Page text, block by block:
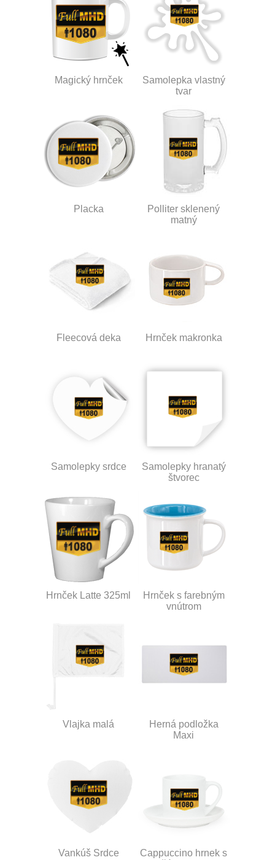
Magický hrnček
Samolepka vlastný
tvar
Placka
Polliter sklenený
matný
Fleecová deka Hrnček makronka
Samolepky srdce
Samolepky hranatý
štvorec
Hrnček Latte 325ml
Hrnček s farebným
vnútrom
Vlajka malá
Herná podložka
Maxi
Vankúš Srdce
Cappuccino hrnek s